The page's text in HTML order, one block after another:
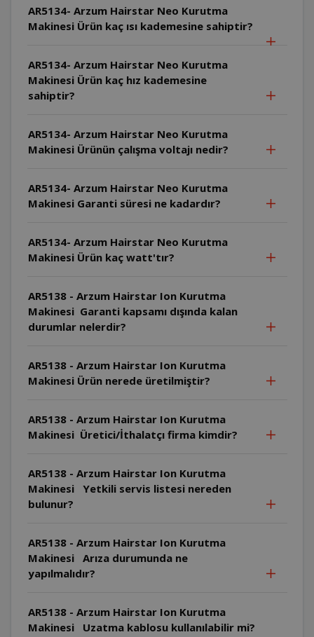
AR5134- Arzum Hairstar Neo Kurutma
Makinesi Ürün kaç ısı kademesine sahiptir?
AR5134- Arzum Hairstar Neo Kurutma
Makinesi Ürün kaç hız kademesine
sahiptir?
AR5134- Arzum Hairstar Neo Kurutma
Makinesi Ürünün çalışma voltajı nedir?
AR5134- Arzum Hairstar Neo Kurutma
Makinesi Garanti süresi ne kadardır?
AR5134- Arzum Hairstar Neo Kurutma
Makinesi Ürün kaç watt'tır?
AR5138 - Arzum Hairstar Ion Kurutma
Makinesi Garanti kapsamı dışında kalan
durumlar nelerdir?
AR5138 - Arzum Hairstar Ion Kurutma
Makinesi Ürün nerede üretilmiştir?
AR5138 - Arzum Hairstar Ion Kurutma
Makinesi Üretici/İthalatçı firma kimdir?
AR5138 - Arzum Hairstar Ion Kurutma
Makinesi Yetkili servis listesi nereden
bulunur?
AR5138 - Arzum Hairstar Ion Kurutma
Makinesi Arıza durumunda ne
yapılmalıdır?
AR5138 - Arzum Hairstar Ion Kurutma
Makinesi Uzatma kablosu kullanılabilir mi?